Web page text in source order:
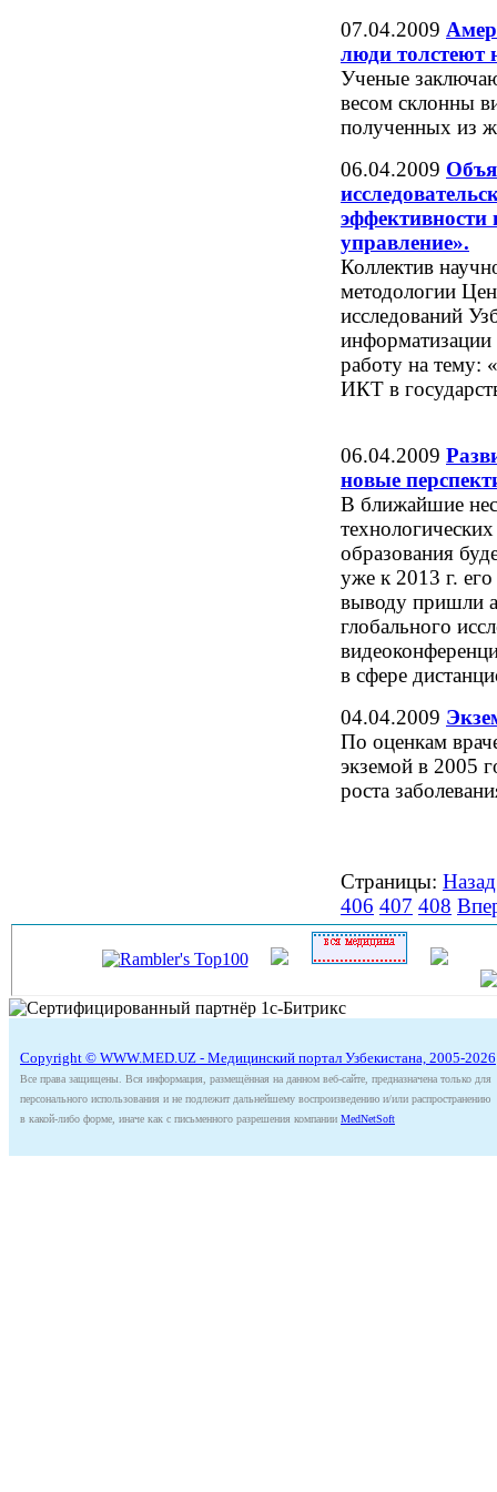
07.04.2009
люди толстеют
Ученые
весом склонны
полученных из
06.04.2009
эффективности
управление».
Коллектив
методологии
исследований
информатизации
работу на тему:
ИКТ в
06.04.2009
новые
В ближайшие
образования
уже к 2013 г.
выводу пришли
глобального
в сфере
04.04.2009
По оценкам
экземой в 2005
роста
Страницы: Назад
406 407 408
Copyright © WWW.MED.UZ - Медицинский портал Узбекистана, 2005-2026
Все права защищены. Вся информация, размещённая на данном веб-сайте, предназначена только для
персонального использования и не подлежит дальнейшему воспроизведению и/или распространению
в какой-либо форме, иначе как с письменного разрешения компании MedNetSoft